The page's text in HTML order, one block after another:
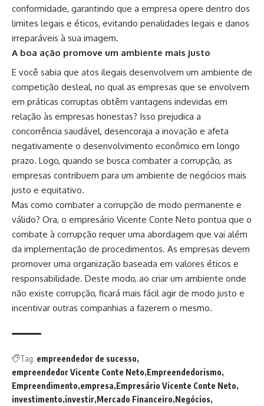
conformidade, garantindo que a empresa opere dentro dos
limites legais e éticos, evitando penalidades legais e danos
irreparáveis à sua imagem.
A boa ação promove um ambiente mais justo
E você sabia que atos ilegais desenvolvem um ambiente de
competição desleal, no qual as empresas que se envolvem
em práticas corruptas obtêm vantagens indevidas em
relação às empresas honestas? Isso prejudica a
concorrência saudável, desencoraja a inovação e afeta
negativamente o desenvolvimento econômico em longo
prazo. Logo, quando se busca combater a corrupção, as
empresas contribuem para um ambiente de negócios mais
justo e equitativo.
Mas como combater a corrupção de modo permanente e
válido? Ora, o empresário Vicente Conte Neto pontua que o
combate à corrupção requer uma abordagem que vai além
da implementação de procedimentos. As empresas devem
promover uma organização baseada em valores éticos e
responsabilidade. Deste modo, ao criar um ambiente onde
não existe corrupção, ficará mais fácil agir de modo justo e
incentivar outras companhias a fazerem o mesmo.
Tag: empreendedor de sucesso
empreendedor Vicente Conte Neto Empreendedorismo
Empreendimento empresa Empresário Vicente Conte Neto
investimento investir Mercado Financeiro Negócios